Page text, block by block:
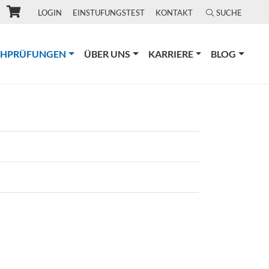
LOGIN EINSTUFUNGSTEST KONTAKT SUCHE
(CURRENT)
ÜBER UNS KARRIERE BLOG